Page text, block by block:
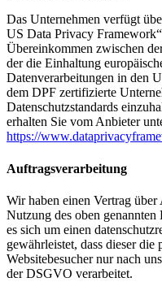
Das Unternehmen verfügt
US Data Privacy
Übereinkommen zwischen
der die Einhaltung
Datenverarbeitungen in den
dem DPF zertifizierte
Datenschutzstandards
erhalten Sie vom Anbieter
https://
Auftragsverarbeitung
Wir haben einen Vertrag
Nutzung des oben genannten
es sich um einen
gewährleistet, dass dieser die
Websitebesucher nur nach
der DSGVO verarbeitet.